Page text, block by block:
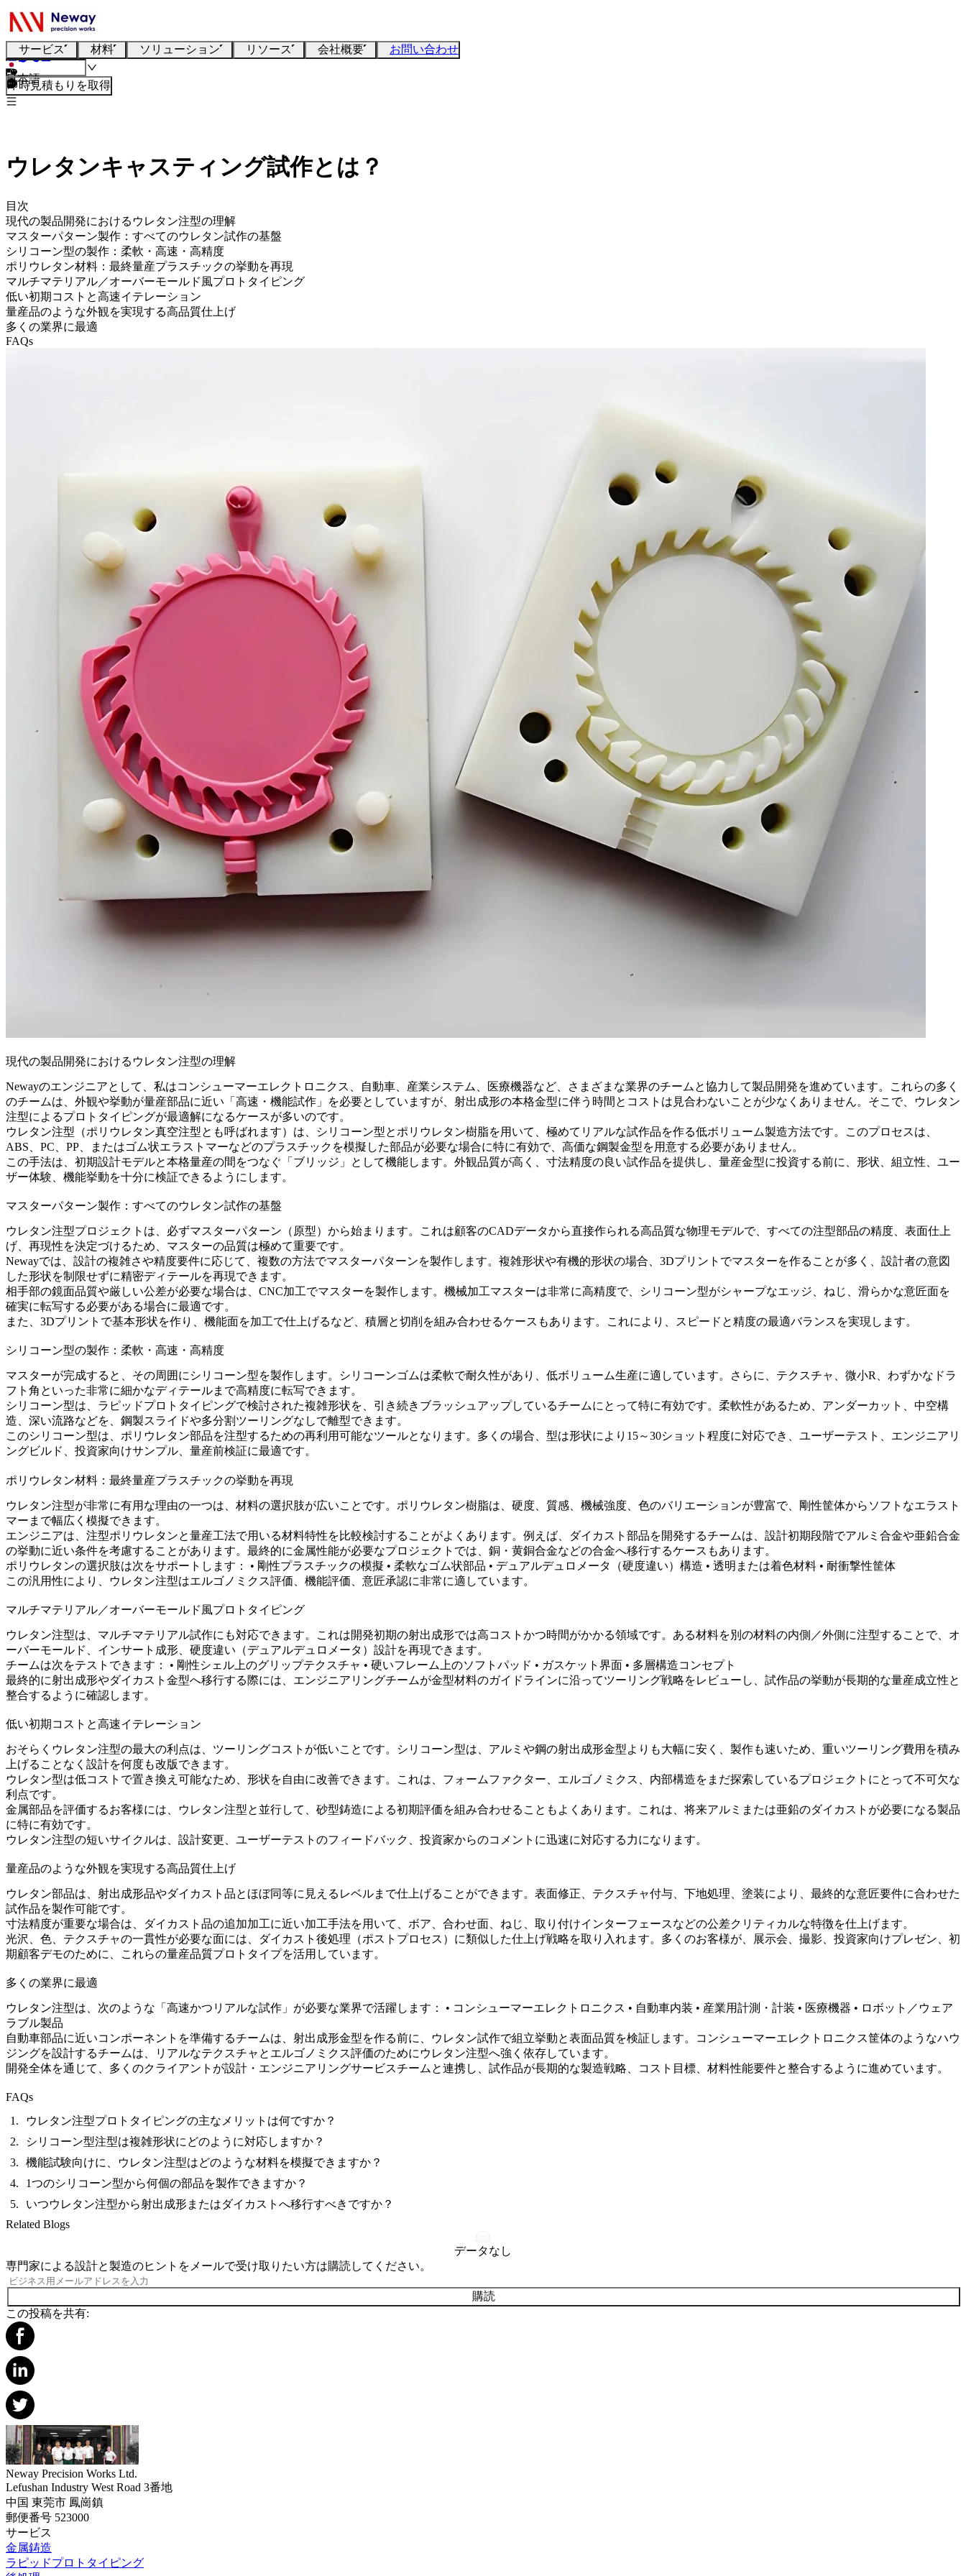
サービス 材料 ソリューション リソース 会社概要 お問い合わせ
日本語
即時見積もりを取得
ウレタンキャスティング試作とは？
目次
現代の製品開発におけるウレタン注型の理解
マスターパターン製作：すべてのウレタン試作の基盤
シリコーン型の製作：柔軟・高速・高精度
ポリウレタン材料：最終量産プラスチックの挙動を再現
マルチマテリアル／オーバーモールド風プロトタイピング
低い初期コストと高速イテレーション
量産品のような外観を実現する高品質仕上げ
多くの業界に最適
FAQs
現代の製品開発におけるウレタン注型の理解
Newayのエンジニアとして、私はコンシューマーエレクトロニクス、自動車、産業システム、医療機器など、さまざまな業界のチームと協力して製品開発を進めています。これらの多く
のチームは、外観や挙動が量産部品に近い「高速・機能試作」を必要としていますが、射出成形の本格金型に伴う時間とコストは見合わないことが少なくありません。そこで、ウレタン
注型によるプロトタイピングが最適解になるケースが多いのです。
ウレタン注型（ポリウレタン真空注型とも呼ばれます）は、シリコーン型とポリウレタン樹脂を用いて、極めてリアルな試作品を作る低ボリューム製造方法です。このプロセスは、
ABS、PC、PP、またはゴム状エラストマーなどのプラスチックを模擬した部品が必要な場合に特に有効で、高価な鋼製金型を用意する必要がありません。
この手法は、初期設計モデルと本格量産の間をつなぐ「ブリッジ」として機能します。外観品質が高く、寸法精度の良い試作品を提供し、量産金型に投資する前に、形状、組立性、ユー
ザー体験、機能挙動を十分に検証できるようにします。
マスターパターン製作：すべてのウレタン試作の基盤
ウレタン注型プロジェクトは、必ずマスターパターン（原型）から始まります。これは顧客のCADデータから直接作られる高品質な物理モデルで、すべての注型部品の精度、表面仕上
げ、再現性を決定づけるため、マスターの品質は極めて重要です。
Newayでは、設計の複雑さや精度要件に応じて、複数の方法でマスターパターンを製作します。複雑形状や有機的形状の場合、 3Dプリント でマスターを作ることが多く、設計者の意図
した形状を制限せずに精密ディテールを再現できます。
相手部の鏡面品質や厳しい公差が必要な場合は、 CNC加工でマスターを製作します。機械加工マスターは非常に高精度で、シリコーン型がシャープなエッジ、ねじ、滑らかな意匠面を
確実に転写する必要がある場合に最適です。
また、3Dプリントで基本形状を作り、機能面を加工で仕上げるなど、積層と切削を組み合わせるケースもあります。これにより、スピードと精度の最適バランスを実現します。
シリコーン型の製作：柔軟・高速・高精度
マスターが完成すると、その周囲にシリコーン型を製作します。シリコーンゴムは柔軟で耐久性があり、低ボリューム生産に適しています。さらに、テクスチャ、微小R、わずかなドラ
フト角といった非常に細かなディテールまで高精度に転写できます。
シリコーン型は、 ラピッドプロトタイピングで検討された複雑形状を、引き続きブラッシュアップしているチームにとって特に有効です。柔軟性があるため、アンダーカット、中空構
造、深い流路などを、鋼製スライドや多分割ツーリングなしで離型できます。
このシリコーン型は、ポリウレタン部品を注型するための再利用可能なツールとなります。多くの場合、型は形状により15～30ショット程度に対応でき、ユーザーテスト、エンジニアリ
ングビルド、投資家向けサンプル、量産前検証に最適です。
ポリウレタン材料：最終量産プラスチックの挙動を再現
ウレタン注型が非常に有用な理由の一つは、材料の選択肢が広いことです。ポリウレタン樹脂は、硬度、質感、機械強度、色のバリエーションが豊富で、剛性筐体からソフトなエラスト
マーまで幅広く模擬できます。
エンジニアは、注型ポリウレタンと量産工法で用いる材料特性を比較検討することがよくあります。例えば、ダイカスト部品を開発するチームは、設計初期段階でアルミ合金や亜鉛合金
の挙動に近い条件を考慮することがあります。最終的に金属性能が必要なプロジェクトでは、 銅・黄銅合金などの合金へ移行するケースもあります。
ポリウレタンの選択肢は次をサポートします： • 剛性プラスチックの模擬 • 柔軟なゴム状部品 • デュアルデュロメータ（硬度違い）構造 • 透明または着色材料 • 耐衝撃性筐体
この汎用性により、ウレタン注型はエルゴノミクス評価、機能評価、意匠承認に非常に適しています。
マルチマテリアル／オーバーモールド風プロトタイピング
ウレタン注型は、マルチマテリアル試作にも対応できます。これは開発初期の射出成形では高コストかつ時間がかかる領域です。ある材料を別の材料の内側／外側に注型することで、オ
ーバーモールド、インサート成形、硬度違い（デュアルデュロメータ）設計を再現できます。
チームは次をテストできます： • 剛性シェル上のグリップテクスチャ • 硬いフレーム上のソフトパッド • ガスケット界面 • 多層構造コンセプト
最終的に射出成形やダイカスト金型へ移行する際には、エンジニアリングチームが金型材料のガイドラインに沿ってツーリング戦略をレビューし、試作品の挙動が長期的な量産成立性と
整合するように確認します。
低い初期コストと高速イテレーション
おそらくウレタン注型の最大の利点は、ツーリングコストが低いことです。シリコーン型は、アルミや鋼の射出成形金型よりも大幅に安く、製作も速いため、重いツーリング費用を積み
上げることなく設計を何度も改版できます。
ウレタン型は低コストで置き換え可能なため、形状を自由に改善できます。これは、フォームファクター、エルゴノミクス、内部構造をまだ探索しているプロジェクトにとって不可欠な
利点です。
金属部品を評価するお客様には、ウレタン注型と並行して、 砂型鋳造による初期評価を組み合わせる こともよくあります。これは、将来アルミまたは亜鉛のダイカストが必要になる製品
に特に有効です。
ウレタン注型の短いサイクルは、設計変更、ユーザーテストのフィードバック、投資家からのコメントに迅速に対応する力になります。
量産品のような外観を実現する高品質仕上げ
ウレタン部品は、射出成形品やダイカスト品とほぼ同等に見えるレベルまで仕上げることができます。表面修正、テクスチャ付与、下地処理、塗装により、最終的な意匠要件に合わせた
試作品を製作可能です。
寸法精度が重要な場合は、
ダイカスト品の追加加工に近い加工手法を用いて、ボア、合わせ面、ねじ、取り付けインターフェースなどの公差クリティカルな特徴を仕上げます。
光沢、色、テクスチャの一貫性が必要な面には、
ダイカスト後処理（ポストプロセス） に類似した仕上げ戦略を取り入れます。多くのお客様が、展示会、撮影、投資家向けプレゼン、初
期顧客デモのために、これらの量産品質プロトタイプを活用しています。
多くの業界に最適
ウレタン注型は、次のような「高速かつリアルな試作」が必要な業界で活躍します： • コンシューマーエレクトロニクス • 自動車内装 • 産業用計測・計装 • 医療機器 • ロボット／ウェア
ラブル製品
自動車部品に近いコンポーネントを準備するチームは、射出成形金型を作る前に、ウレタン試作で組立挙動と表面品質を検証します。 コンシューマーエレクトロニクス筐体のようなハウ
ジングを設計するチームは、リアルなテクスチャとエルゴノミクス評価のためにウレタン注型へ強く依存しています。
開発全体を通じて、多くのクライアントが設計・エンジニアリングサービスチームと連携し、試作品が長期的な製造戦略、コスト目標、材料性能要件と整合するように進めています。
FAQs
ウレタン注型プロトタイピングの主なメリットは何ですか？
シリコーン型注型は複雑形状にどのように対応しますか？
機能試験向けに、ウレタン注型はどのような材料を模擬できますか？
1つのシリコーン型から何個の部品を製作できますか？
いつウレタン注型から射出成形またはダイカストへ移行すべきですか？
Related Blogs
データなし
専門家による設計と製造のヒントをメールで受け取りたい方は購読してください。
購読
この投稿を共有:
Neway Precision Works Ltd.
Lefushan Industry West Road 3番地
中国 東莞市 鳳崗鎮
郵便番号 523000
サービス
金属鋳造
ラピッドプロトタイピング